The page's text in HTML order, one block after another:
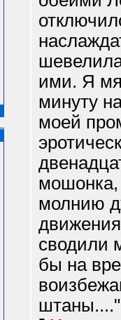
ими. Я
минуту
моей
мошонка,
молнию
сводили
бы на
штаны...."